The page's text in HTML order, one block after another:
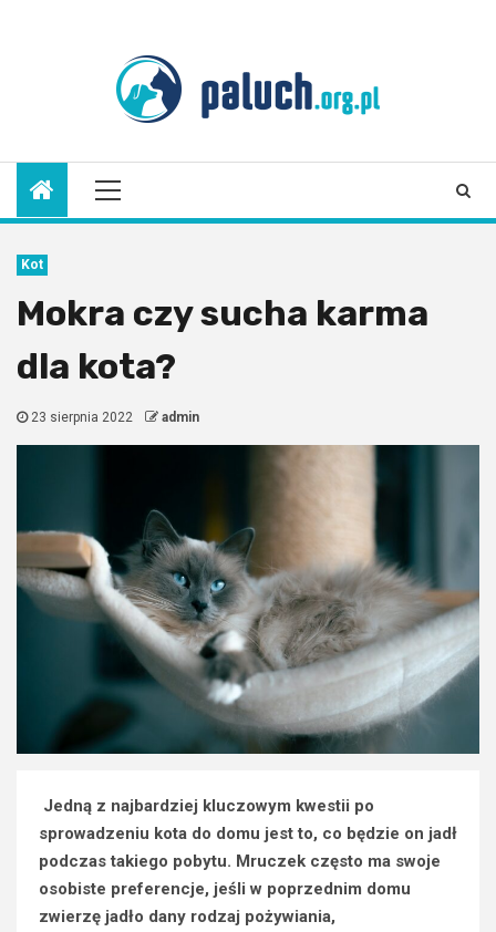
Primary
Menu
Kot
Mokra czy sucha karma
dla kota?
23 sierpnia 2022 admin
Jedną z najbardziej kluczowym kwestii po
sprowadzeniu kota do domu jest to, co będzie on jadł
podczas takiego pobytu. Mruczek często ma swoje
osobiste preferencje, jeśli w poprzednim domu
zwierzę jadło dany rodzaj pożywiania,